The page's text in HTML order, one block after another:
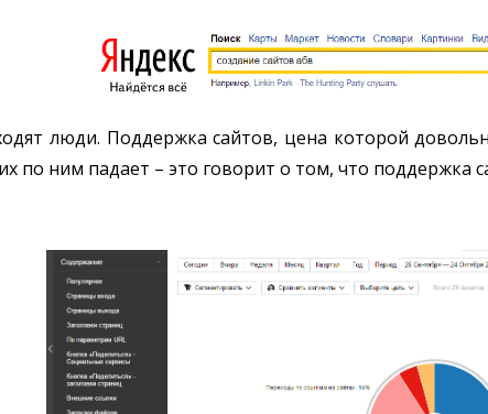
люди. Поддержка сайтов, цена которой
по ним падает – это говорит о том, что поддержка